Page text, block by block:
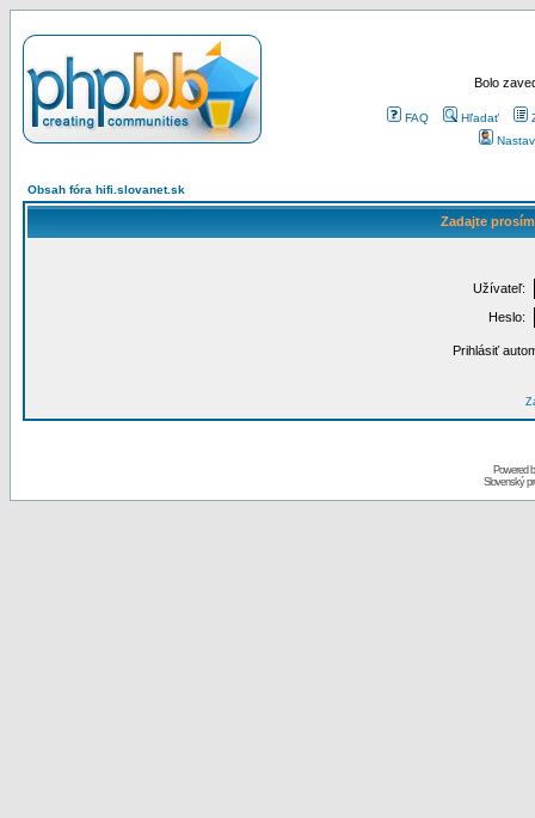
Bolo
FAQ Hľadať
Obsah fóra hifi.slovanet.sk
Zadajte
Užívateľ:
Heslo:
Prihlásiť
Powered
Slovenský